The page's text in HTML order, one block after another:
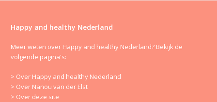
Happy and healthy Nederland
Meer weten over Happy and healthy Nederland? Bekijk de
volgende pagina's:
> Over Happy and healthy Nederland
> Over Nanou van der Elst
> Over deze site